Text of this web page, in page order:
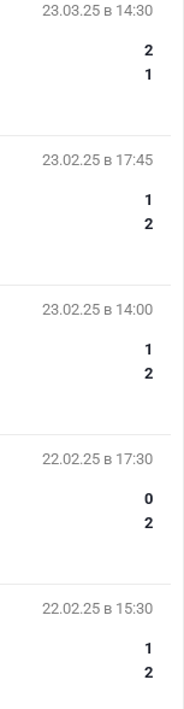
23.03.25 в 14:30
2
1
23.02.25 в 17:45
1
2
23.02.25 в 14:00
1
2
22.02.25 в 17:30
0
2
22.02.25 в 15:30
1
2